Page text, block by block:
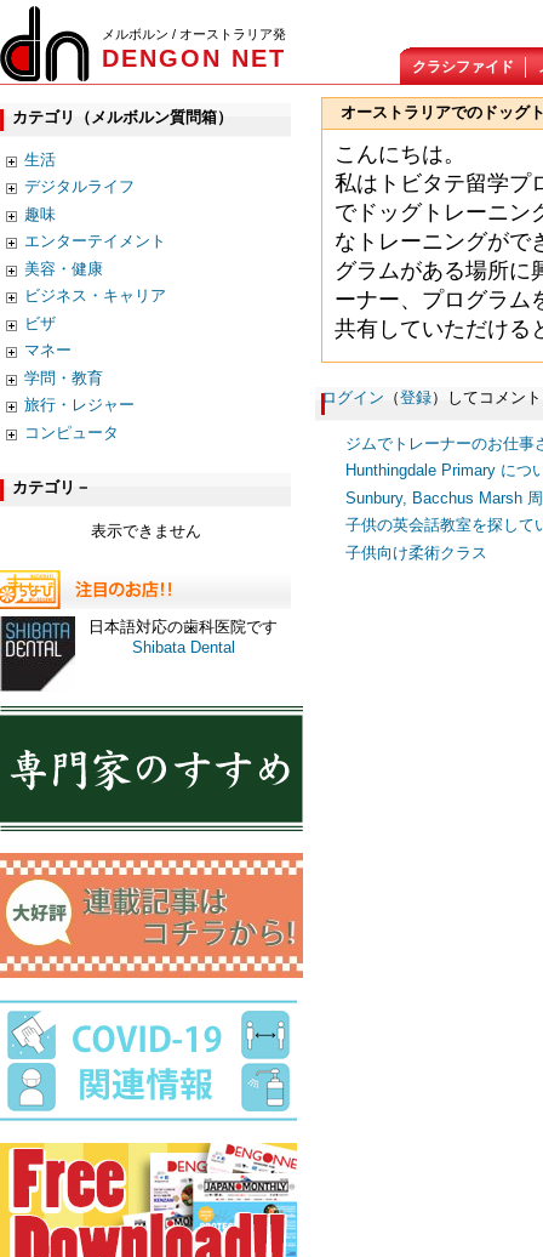
メルボルン / オーストラリア発
DENGON NET クラシファイド
カテゴリ（メルボルン質問箱）
生活
デジタルライフ
趣味
エンターテイメント
美容・健康
ビジネス・キャリア
ビザ
マネー
学問・教育
旅行・レジャー
コンピュータ
カテゴリ－
表示できません
日本語対応の歯科医院です
Shibata Dental
オーストラリアでのドッグ
こんにちは。
私はトビタテ留学プ
でドッグトレーニン
なトレーニングがで
グラムがある場所に
ーナー、プログラム
共有していただける
ログイン （登録）してコメン
ジムでトレーナーのお仕事
Hunthingdale Primary につ
Sunbury, Bacchus Marsh
子供の英会話教室を探して
子供向け柔術クラス